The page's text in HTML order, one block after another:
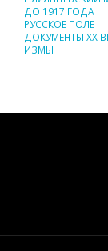
ДО 1917 ГОДА
РУССКОЕ ПОЛЕ
ДОКУМЕНТЫ XX
ИЗМЫ